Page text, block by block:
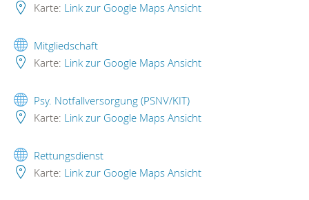
Karte: Link zur Google Maps Ansicht
Mitgliedschaft
Karte: Link zur Google Maps Ansicht
Psy. Notfallversorgung (PSNV/KIT)
Karte: Link zur Google Maps Ansicht
Rettungsdienst
Karte: Link zur Google Maps Ansicht